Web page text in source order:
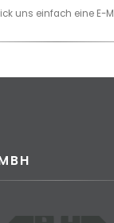
uns einfach eine E-